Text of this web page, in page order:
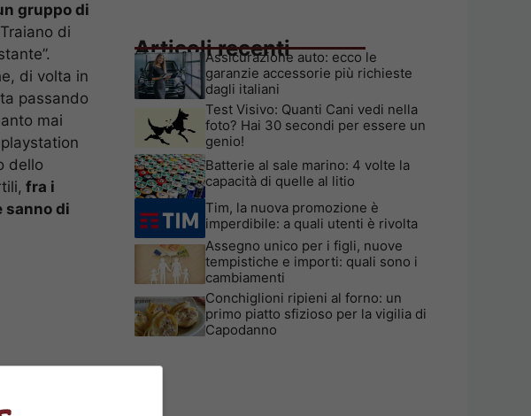
gruppo di
di
di volta in
passando
mai
dello
fra i
sanno di
Articoli recenti
Assicurazione auto: ecco le
garanzie accessorie più richieste
dagli italiani
Test Visivo: Quanti Cani vedi nella
foto? Hai 30 secondi per essere un
genio!
Batterie al sale marino: 4 volte la
capacità di quelle al litio
Tim, la nuova promozione è
imperdibile: a quali utenti è rivolta
Assegno unico per i figli, nuove
tempistiche e importi: quali sono i
cambiamenti
Conchiglioni ripieni al forno: un
primo piatto sfizioso per la vigilia di
Capodanno